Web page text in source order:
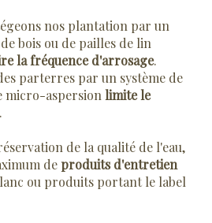
nos plantation par un
bois ou de pailles de lin
la fréquence d'arrosage.
parterres par un système de
micro-aspersion limite le
de la qualité de l'eau,
deproduits d'entretien
ou produits portant le label